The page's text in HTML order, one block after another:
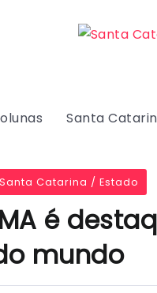
Santa
Santa Catarina / Estado
é
mundo